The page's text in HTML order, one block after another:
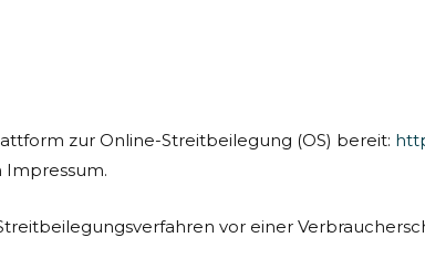
zur Online-Streitbeilegung (OS) bereit:
Impressum.
vor einer